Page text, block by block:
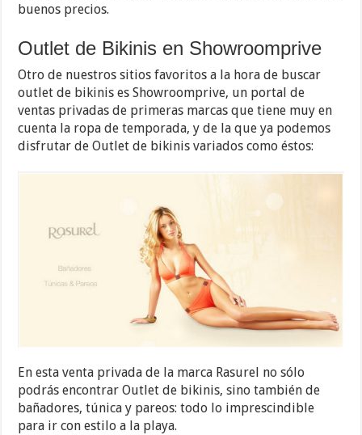
buenos precios.
Outlet de Bikinis en Showroomprive
Otro de nuestros sitios favoritos a la hora de buscar
outlet de bikinis es Showroomprive, un portal de
ventas privadas de primeras marcas que tiene muy en
cuenta la ropa de temporada, y de la que ya podemos
disfrutar de Outlet de bikinis variados como éstos:
En esta venta privada de la marca Rasurel no sólo
podrás encontrar Outlet de bikinis, sino también de
bañadores, túnica y pareos: todo lo imprescindible
para ir con estilo a la playa.